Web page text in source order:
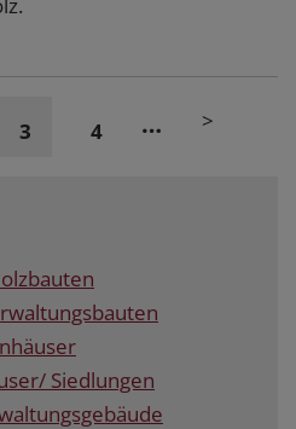
3 4 … >
Siedlungen